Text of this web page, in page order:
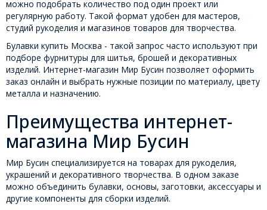
можно подобрать количество под один проект или
регулярную работу. Такой формат удобен для мастеров,
студий рукоделия и магазинов товаров для творчества.
Булавки купить Москва - такой запрос часто используют при
подборе фурнитуры для шитья, брошей и декоративных
изделий. Интернет-магазин Мир Бусин позволяет оформить
заказ онлайн и выбрать нужные позиции по материалу, цвету
металла и назначению.
Преимущества интернет-
магазина Мир Бусин
Мир Бусин специализируется на товарах для рукоделия,
украшений и декоративного творчества. В одном заказе
можно объединить булавки, основы, заготовки, аксессуары и
другие компоненты для сборки изделий.